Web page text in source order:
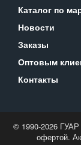
Каталог по
Новости
Заказы
Оптовым
Контакты
© 1990-2026
офертой.